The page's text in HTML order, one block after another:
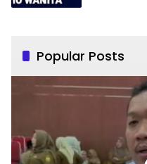
Popular Posts